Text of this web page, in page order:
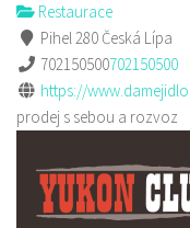
Restaurace
Pihel 280 Česká Lípa
702150500702150500
https://
prodej s sebou a rozvoz